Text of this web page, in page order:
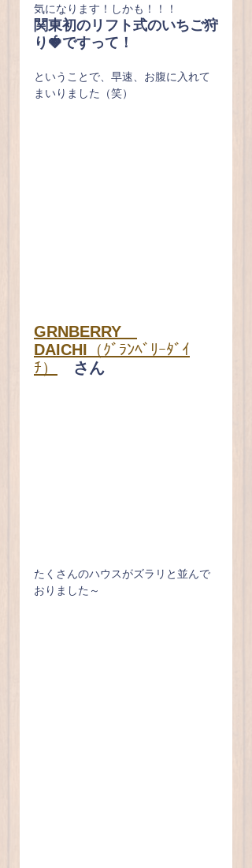
気になります！しかも！！！
関東初のリフト式のいちご狩
り🍓ですって！
ということで、早速、お腹に入れて
まいりました（笑）
GRNBERRY
DAICHI （ｸﾞﾗﾝﾍﾞﾘｰﾀﾞｲ
ﾁ）
さん
たくさんのハウスがズラリと並んで
おりました～